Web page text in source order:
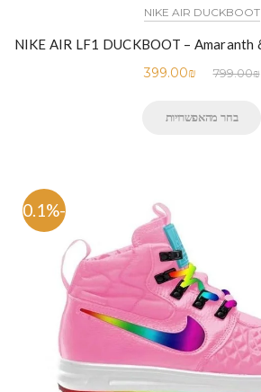
NIKE AIR DUCKBOOT
799.00₪
399.00₪
בחר מהאפשרויות
-50.1%